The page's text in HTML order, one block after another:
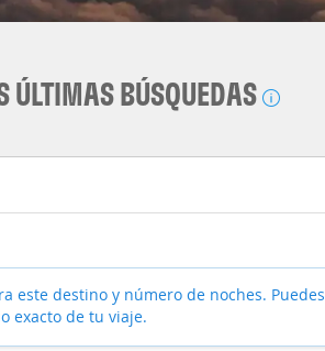
ÚLTIMAS BÚSQUEDAS
este destino y número de noches. Puedes
exacto de tu viaje.